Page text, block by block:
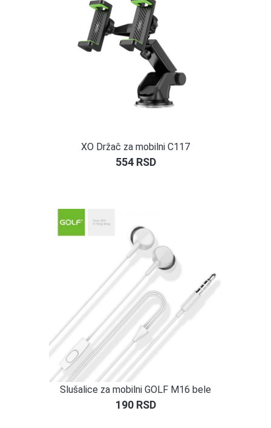
XO Držač za mobilni C117
554 RSD
Slušalice za mobilni GOLF M16 bele
190 RSD